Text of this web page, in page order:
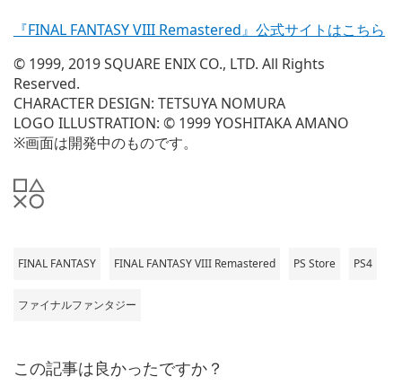
『FINAL FANTASY VIII Remastered』公式サイトはこちら
© 1999, 2019 SQUARE ENIX CO., LTD. All Rights
Reserved.
CHARACTER DESIGN: TETSUYA NOMURA
LOGO ILLUSTRATION: © 1999 YOSHITAKA AMANO
※画面は開発中のものです。
FINAL FANTASY FINAL FANTASY VIII Remastered PS Store PS4
ファイナルファンタジー
この記事は良かったですか？